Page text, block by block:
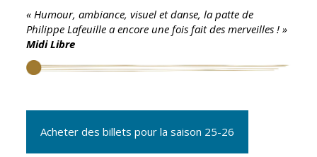
CCAS
Conseil
d'administration
Accueil de jour
Autonomie
seniors
Culture
Espace
Rollinat
Nab / La
« Humour, ambiance, visuel et danse, la patte de
Philippe Lafeuille a encore une fois fait des merveilles ! »
Midi Libre
Acheter des billets pour la saison 25-26